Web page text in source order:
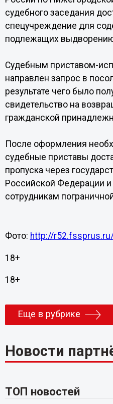
судебного заседания
спецучреждение для
подлежащих
Судебным приставом-
направлен запрос в
результате чего было
свидетельство на
гражданской
После оформления
судебные приставы
пропуска через
Российской Федерации
сотрудникам
Фото: http://
18+
18+
Еще в рубрике
Новости
ТОП новостей